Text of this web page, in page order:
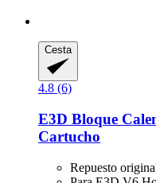
Cesta
4.8 (6)
E3D Bloque
Cartucho
Repuesto